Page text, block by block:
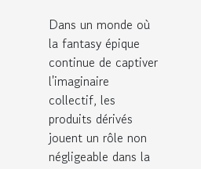
des
produits
dérivés
issus de la
fantasy
épique
Dans un monde où
la fantasy épique
continue de captiver
l'imaginaire
collectif, les
produits dérivés
jouent un rôle non
négligeable dans la